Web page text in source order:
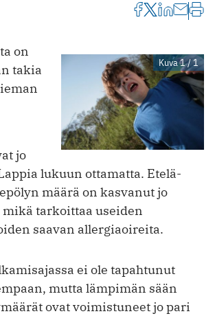
Kuva 1 / 1
on
takia
jo
lukuun ottamatta. Etelä-
määrä on kasvanut jo
tarkoittaa useiden
saavan allergiaoireita.
ei ole tapahtunut
mutta lämpimän sään
ovat voimistuneet jo pari